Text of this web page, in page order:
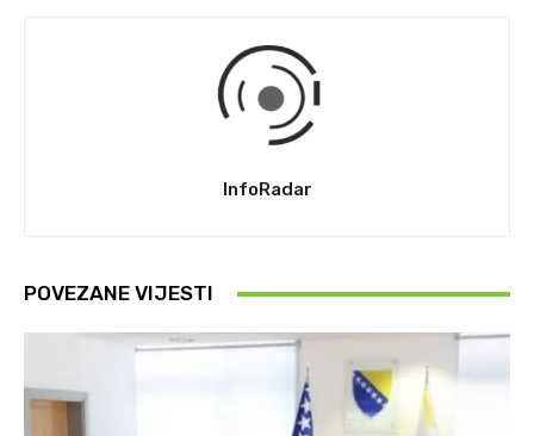
InfoRadar
POVEZANE VIJESTI